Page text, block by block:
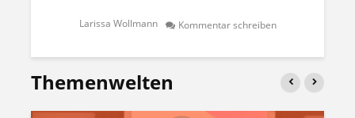
Larissa Wollmann Kommentar schreiben
Themenwelten